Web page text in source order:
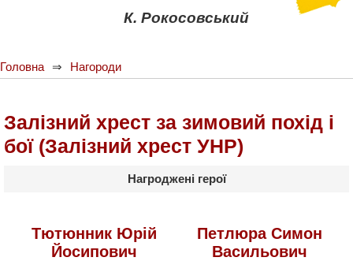
К. Рокосовський
Головна Нагороди
Залізний хрест за зимовий похід і
бої (Залізний хрест УНР)
Нагроджені герої
Тютюнник Юрій
Йосипович
Петлюра Симон
Васильович